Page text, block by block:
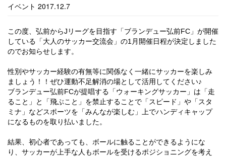
イベント 2017.12.7
この度、弘前からJリーグを目指す「ブランデュー弘前FC」が開催
している「大人のサッカー交流会」の1月開催日程が決定しました
のでお知らせします。
性別やサッカー経験の有無等に関係なく一緒にサッカーを楽しみ
ましょう！！ぜひ運動不足解消の場として活用してください♪
ブランデュー弘前FCが提唱する「ウォーキングサッカー」は「走
ること」と「飛ぶこと」を禁止することで「スピード」や「スタ
ミナ」などスポーツを「みんなが楽しむ」上でハンディキャップ
になるものを取り払いました。
結果、初心者であっても、ボールに触ることができるようにな
り、サッカーが上手な人もボールを受けるポジショニングを考え